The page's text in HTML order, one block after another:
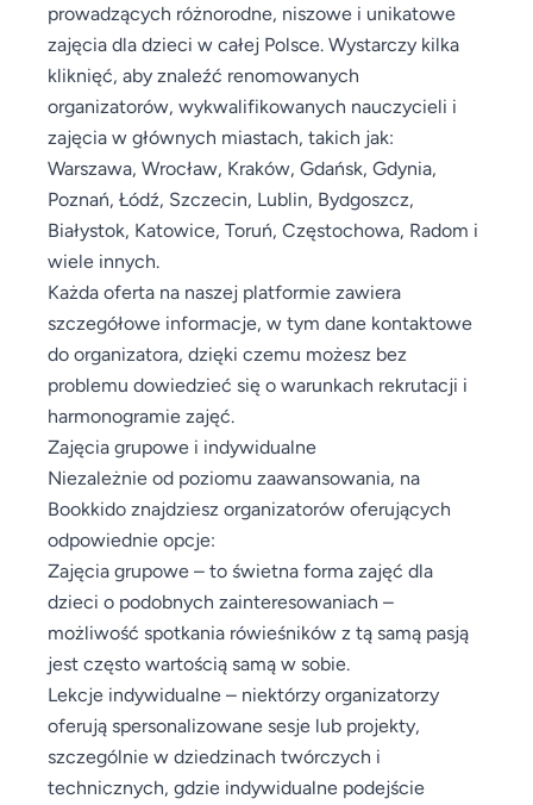
prowadzących różnorodne, niszowe i unikatowe
zajęcia dla dzieci w całej Polsce. Wystarczy kilka
kliknięć, aby znaleźć renomowanych
organizatorów, wykwalifikowanych nauczycieli i
zajęcia w głównych miastach, takich jak:
Warszawa, Wrocław, Kraków, Gdańsk, Gdynia,
Poznań, Łódź, Szczecin, Lublin, Bydgoszcz,
Białystok, Katowice, Toruń, Częstochowa, Radom i
wiele innych.
Każda oferta na naszej platformie zawiera
szczegółowe informacje, w tym dane kontaktowe
do organizatora, dzięki czemu możesz bez
problemu dowiedzieć się o warunkach rekrutacji i
harmonogramie zajęć.
Zajęcia grupowe i indywidualne
Niezależnie od poziomu zaawansowania, na
Bookkido znajdziesz organizatorów oferujących
odpowiednie opcje:
Zajęcia grupowe – to świetna forma zajęć dla
dzieci o podobnych zainteresowaniach –
możliwość spotkania rówieśników z tą samą pasją
jest często wartością samą w sobie.
Lekcje indywidualne – niektórzy organizatorzy
oferują spersonalizowane sesje lub projekty,
szczególnie w dziedzinach twórczych i
technicznych, gdzie indywidualne podejście